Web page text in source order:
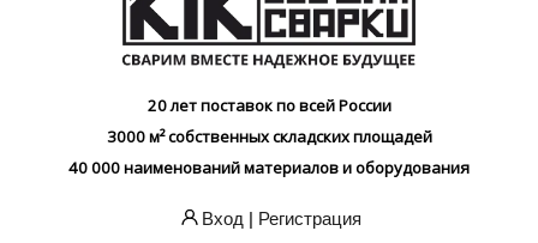
20 лет поставок по всей России
3000 м² собственных складских площадей
40 000 наименований материалов и оборудования
Вход | Регистрация